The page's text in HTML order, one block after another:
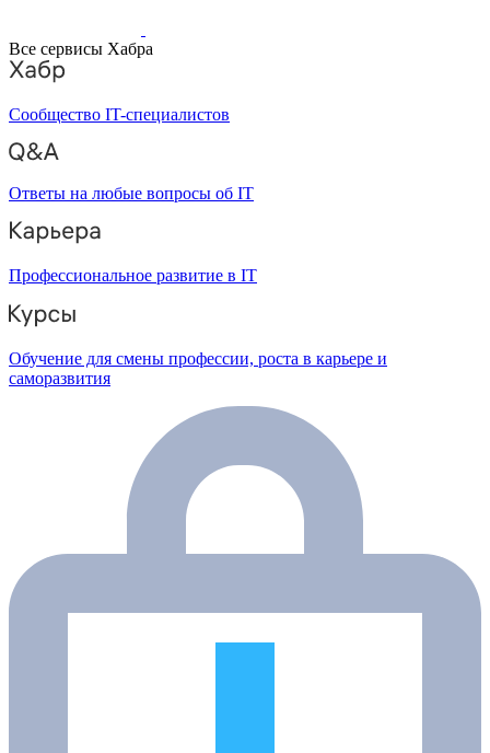
Все сервисы Хабра
Сообщество IT-специалистов
Ответы на любые вопросы об IT
Профессиональное развитие в IT
Обучение для смены профессии, роста в карьере и
саморазвития